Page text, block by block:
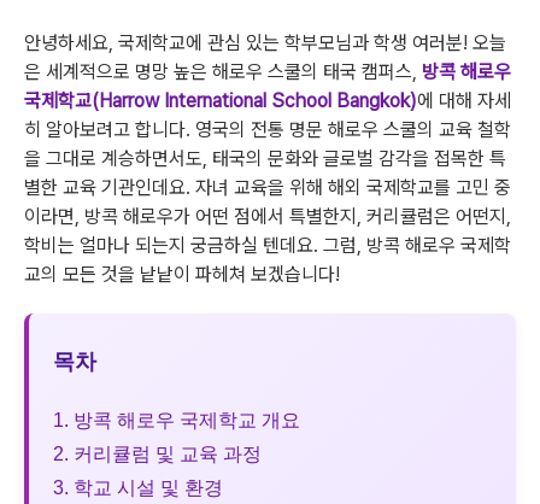
안녕하세요, 국제학교에 관심 있는 학부모님과 학생 여러분! 오늘
은 세계적으로 명망 높은 해로우 스쿨의 태국 캠퍼스, 방콕 해로우
국제학교(Harrow International School Bangkok)에 대해 자세
히 알아보려고 합니다. 영국의 전통 명문 해로우 스쿨의 교육 철학
을 그대로 계승하면서도, 태국의 문화와 글로벌 감각을 접목한 특
별한 교육 기관인데요. 자녀 교육을 위해 해외 국제학교를 고민 중
이라면, 방콕 해로우가 어떤 점에서 특별한지, 커리큘럼은 어떤지,
학비는 얼마나 되는지 궁금하실 텐데요. 그럼, 방콕 해로우 국제학
교의 모든 것을 낱낱이 파헤쳐 보겠습니다!
목차
1. 방콕 해로우 국제학교 개요
2. 커리큘럼 및 교육 과정
3. 학교 시설 및 환경